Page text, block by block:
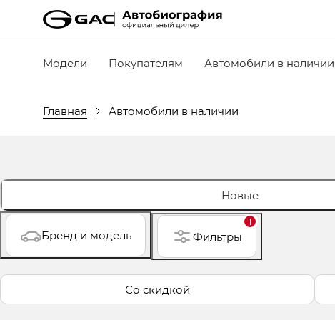
Модели Покупателям Автомобили в наличии
Главная Автомобили в наличии
Новые
Бренд и модель
1
Фильтры
Со скидкой